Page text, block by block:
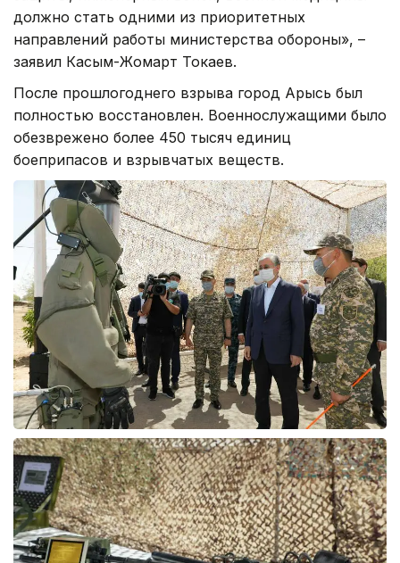
должно стать одними из приоритетных
направлений работы министерства обороны», –
заявил Касым-Жомарт Токаев.
После прошлогоднего взрыва город Арысь был
полностью восстановлен. Военнослужащими было
обезврежено более 450 тысяч единиц
боеприпасов и взрывчатых веществ.